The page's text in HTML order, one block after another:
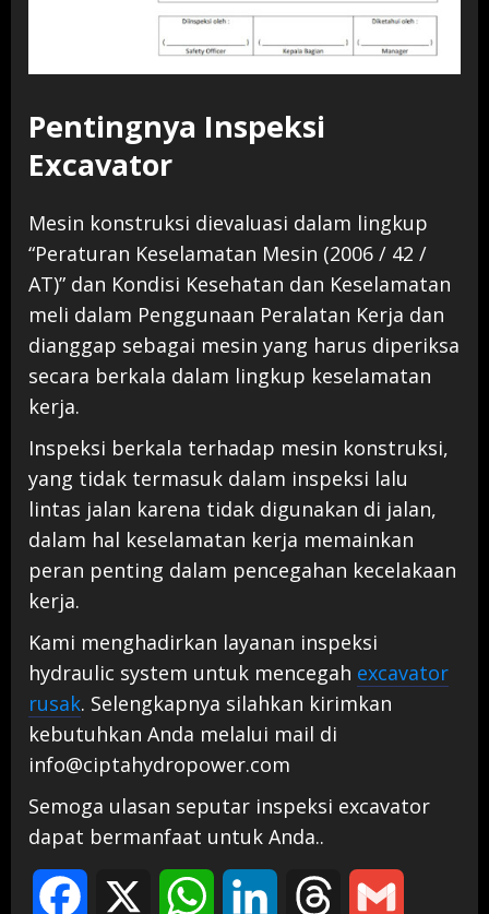
Pentingnya Inspeksi
Excavator
Mesin konstruksi dievaluasi dalam lingkup
“Peraturan Keselamatan Mesin (2006 / 42 /
AT)” dan Kondisi Kesehatan dan Keselamatan
meli dalam Penggunaan Peralatan Kerja dan
dianggap sebagai mesin yang harus diperiksa
secara berkala dalam lingkup keselamatan
kerja.
Inspeksi berkala terhadap mesin konstruksi,
yang tidak termasuk dalam inspeksi lalu
lintas jalan karena tidak digunakan di jalan,
dalam hal keselamatan kerja memainkan
peran penting dalam pencegahan kecelakaan
kerja.
Kami menghadirkan layanan inspeksi
hydraulic system untuk mencegah excavator
rusak. Selengkapnya silahkan kirimkan
kebutuhkan Anda melalui mail di
info@ciptahydropower.com
Semoga ulasan seputar inspeksi excavator
dapat bermanfaat untuk Anda..
Facebook WhatsAppLinkedIn Threads